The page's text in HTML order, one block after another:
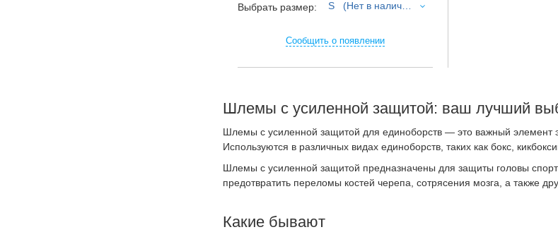
Выбрать размер:
Сообщить о появлении
Шлемы с усиленной защитой: ваш лучший
Шлемы с усиленной защитой для единоборств — это важный элемент
Используются в различных видах единоборств, таких как бокс,
Шлемы с усиленной защитой предназначены для защиты головы
предотвратить переломы костей черепа, сотрясения мозга, а также
Какие бывают